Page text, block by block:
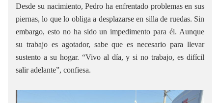
Desde su nacimiento, Pedro ha enfrentado problemas en sus
piernas, lo que lo obliga a desplazarse en silla de ruedas. Sin
embargo, esto no ha sido un impedimento para él. Aunque
su trabajo es agotador, sabe que es necesario para llevar
sustento a su hogar. “Vivo al día, y si no trabajo, es difícil
salir adelante”, confiesa.